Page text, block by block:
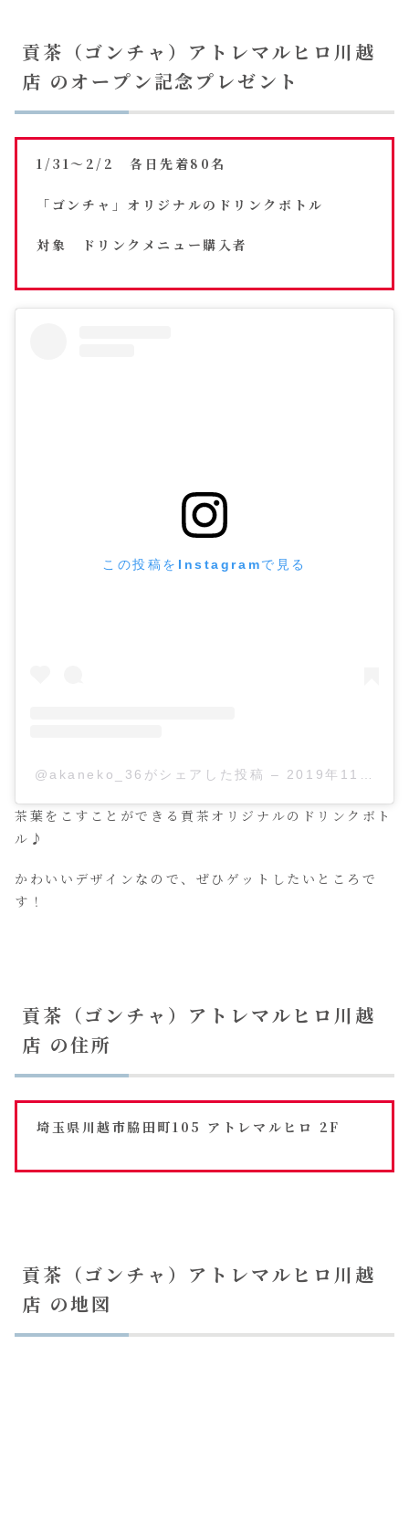
貢茶（ゴンチャ）アトレマルヒロ川越
店 のオープン記念プレゼント
1/31～2/2 各日先着80名
「ゴンチャ」オリジナルのドリンクボトル
対象 ドリンクメニュー購入者
この投稿をInstagramで見る
@akaneko_36がシェアした投稿 – 2019年11月月
茶葉をこすことができる貢茶オリジナルのドリンクボト
ル♪
かわいいデザインなので、ぜひゲットしたいところで
す！
貢茶（ゴンチャ）アトレマルヒロ川越
店 の住所
埼玉県川越市脇田町105 アトレマルヒロ 2F
貢茶（ゴンチャ）アトレマルヒロ川越
店 の地図